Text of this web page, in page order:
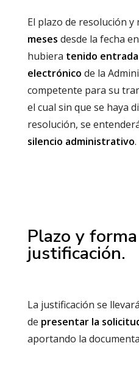
El plazo de resolución y
meses desde la fecha
hubiera tenido
electrónico de la
competente para su
el cual sin que se haya
resolución, se
silencio administrativo.
Plazo y
justificación.
La justificación se
de presentar la
aportando la